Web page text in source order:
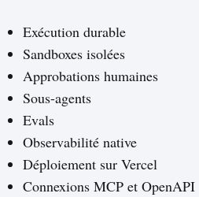
Exécution durable
Sandboxes isolées
Approbations humaines
Sous-agents
Evals
Observabilité native
Déploiement sur Vercel
Connexions MCP et OpenAPI